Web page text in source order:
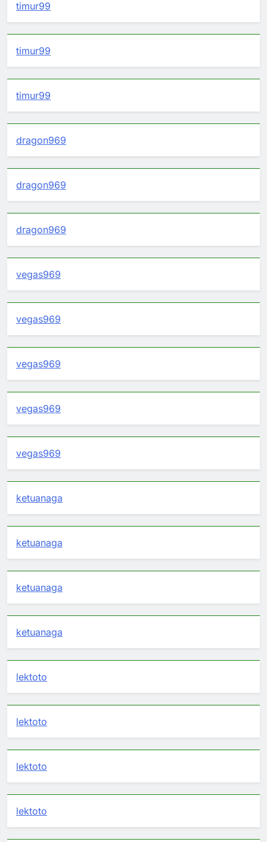
timur99
timur99
timur99
dragon969
dragon969
dragon969
vegas969
vegas969
vegas969
vegas969
vegas969
ketuanaga
ketuanaga
ketuanaga
ketuanaga
lektoto
lektoto
lektoto
lektoto